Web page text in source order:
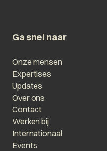
Ga snel naar
Onze mensen
Expertises
Updates
Over ons
Contact
Werken bij
Internationaal
Events